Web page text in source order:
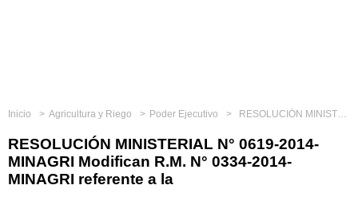
Inicio Agricultura y Riego Poder Ejecutivo RESOLUCIÓN MINISTERIAL N° 0619-2014-MINAGRI Modifican R.M. N° 0334-2014-MINAGRI referente a la
RESOLUCIÓN MINISTERIAL N° 0619-2014-
MINAGRI Modifican R.M. N° 0334-2014-
MINAGRI referente a la